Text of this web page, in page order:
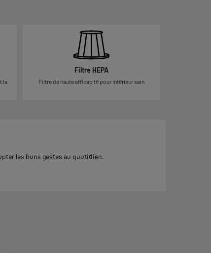
la
Filtre HEPA
Filtre de haute efficacité pour intérieur sain
les bons gestes au quotidien.